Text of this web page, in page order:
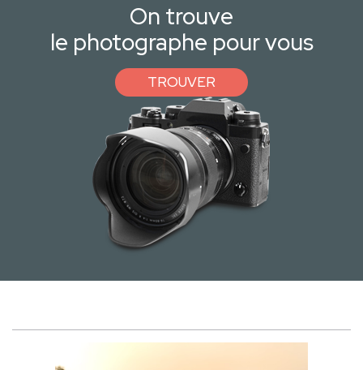
On trouve
le photographe pour vous
TROUVER